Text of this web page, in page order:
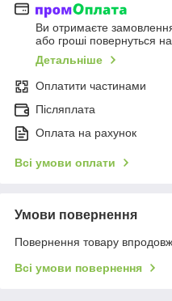
Ви отримаєте
або гроші повернуться
Детальніше
Оплатити частинами
Післяплата
Оплата на рахунок
Всі умови оплати
Умови повернення
Повернення товару
Всі умови повернення